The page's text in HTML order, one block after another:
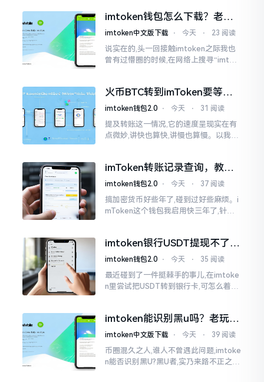
多快要十年的时间了。
imtoken钱包怎么下载？老用
户告诉你靠谱渠道
imtoken中文版下载 ⋅ 今天 ⋅ 23 阅读
说实在的,头一回接触imtoken之际我也
曾有过懵圈的时候,在网络上搜寻“imtok
火币BTC转到imToken要等多
久？过来人说说真实情况
imtoken钱包2.0 ⋅ 今天 ⋅ 31 阅读
提及转账这一情况,它的速度呈现实在有
点微妙,讲快也算快,讲慢也算慢。以我从
账。可是
imToken转账记录查询，教你
正确查看方法
imtoken钱包2.0 ⋅ 今天 ⋅ 37 阅读
搞加密货币好些年了,碰到过好些麻烦。i
mToken这个钱包我启用快三年了,针对
我也疑惑过一阵子
imtoken银行USDT提现不了？
这几个法子能帮你搞定
imtoken钱包2.0 ⋅ 今天 ⋅ 35 阅读
最近碰到了一件挺棘手的事儿,在imtoke
n里尝试把USDT转到银行卡,可怎么着都
么时长
imtoken能识别黑u吗？老玩家
告诉你真相
imtoken中文版下载 ⋅ 今天 ⋅ 39 阅读
币圈混久之人,谁人不曾遇此问题,imtoke
n能否识别黑U?黑U者,实乃来路不正之钱